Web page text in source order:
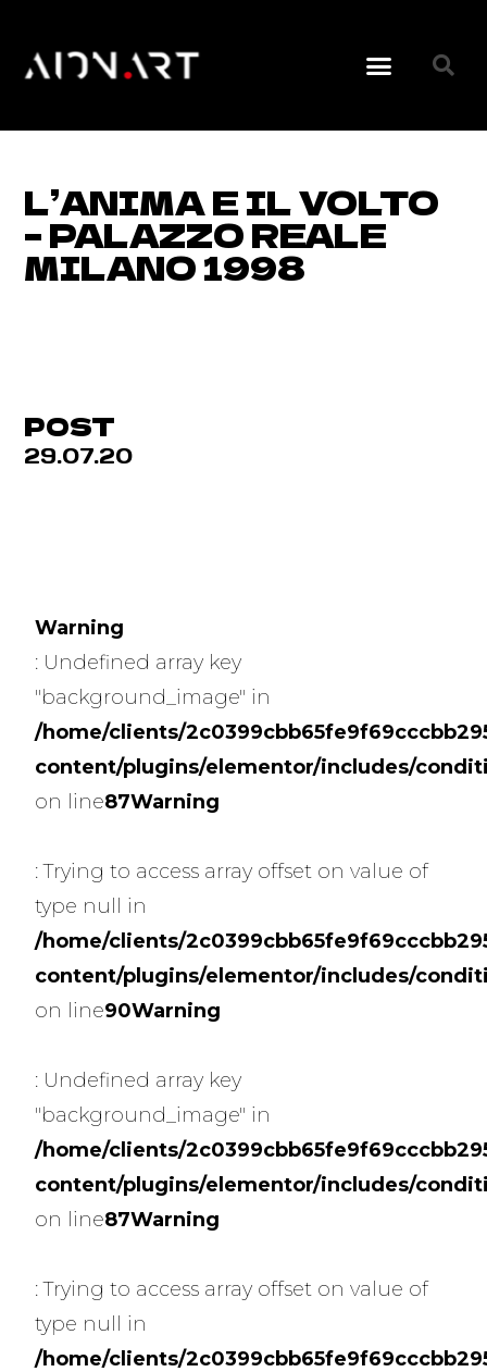
L’ANIMA E IL VOLTO
– PALAZZO REALE
MILANO 1998
POST
29.07.20
Warning
: Undefined array key
"background_image" in
/home/clients/
content/plugins/elementor/includes/
on line87Warning
: Trying to access array offset on value of
type null in
/home/clients/
content/plugins/elementor/includes/
on line90Warning
: Undefined array key
"background_image" in
/home/clients/
content/plugins/elementor/includes/
on line87Warning
: Trying to access array offset on value of
type null in
/home/clients/